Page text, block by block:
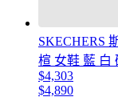
SKECHERS
楦 女鞋 藍 白
$4,303
$4,890